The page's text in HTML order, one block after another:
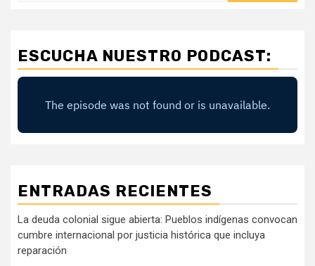
ESCUCHA NUESTRO PODCAST:
ENTRADAS RECIENTES
La deuda colonial sigue abierta: Pueblos indígenas convocan
cumbre internacional por justicia histórica que incluya
reparación